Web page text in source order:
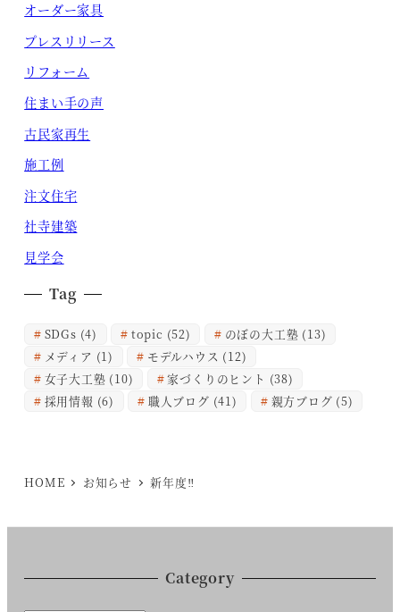
オーダー家具
プレスリリース
リフォーム
住まい手の声
古民家再生
施工例
注文住宅
社寺建築
見学会
Tag
SDGs (4) topic (52) のぼの大工塾 (13)
メディア (1) モデルハウス (12)
女子大工塾 (10) 家づくりのヒント (38)
採用情報 (6) 職人ブログ (41) 親方ブログ (5)
HOME お知らせ 新年度‼︎
Category